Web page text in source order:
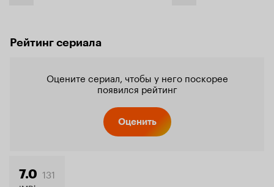
Рейтинг сериала
Оцените сериал, чтобы у него поскорее
появился рейтинг
Оценить
7.0 131